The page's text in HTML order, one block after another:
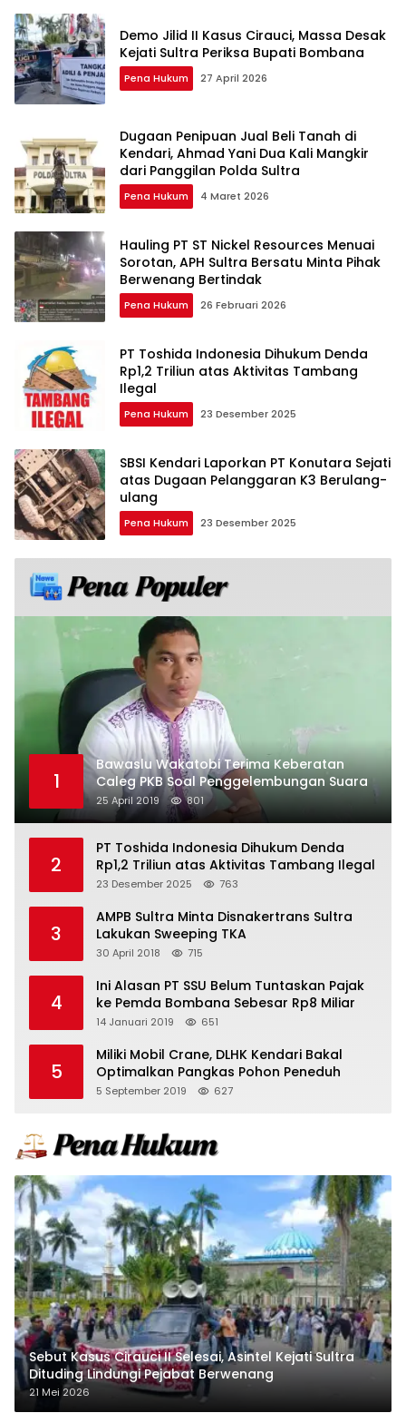
Demo Jilid II Kasus Cirauci, Massa Desak
Kejati Sultra Periksa Bupati Bombana
Pena Hukum 27 April 2026
Dugaan Penipuan Jual Beli Tanah di
Kendari, Ahmad Yani Dua Kali Mangkir
dari Panggilan Polda Sultra
Pena Hukum 4 Maret 2026
Hauling PT ST Nickel Resources Menuai
Sorotan, APH Sultra Bersatu Minta Pihak
Berwenang Bertindak
Pena Hukum 26 Februari 2026
PT Toshida Indonesia Dihukum Denda
Rp1,2 Triliun atas Aktivitas Tambang
Ilegal
Pena Hukum 23 Desember 2025
SBSI Kendari Laporkan PT Konutara Sejati
atas Dugaan Pelanggaran K3 Berulang-
ulang
Pena Hukum 23 Desember 2025
1
Bawaslu Wakatobi Terima Keberatan
Caleg PKB Soal Penggelembungan Suara
25 April 2019 801
2
PT Toshida Indonesia Dihukum Denda
Rp1,2 Triliun atas Aktivitas Tambang Ilegal
23 Desember 2025 763
3
AMPB Sultra Minta Disnakertrans Sultra
Lakukan Sweeping TKA
30 April 2018 715
4
Ini Alasan PT SSU Belum Tuntaskan Pajak
ke Pemda Bombana Sebesar Rp8 Miliar
14 Januari 2019 651
5
Miliki Mobil Crane, DLHK Kendari Bakal
Optimalkan Pangkas Pohon Peneduh
5 September 2019 627
Sebut Kasus Cirauci II Selesai, Asintel Kejati Sultra
Dituding Lindungi Pejabat Berwenang
21 Mei 2026